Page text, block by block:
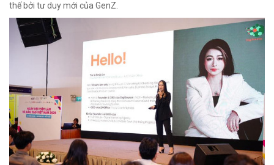
thế bởi tư duy mới của GenZ.